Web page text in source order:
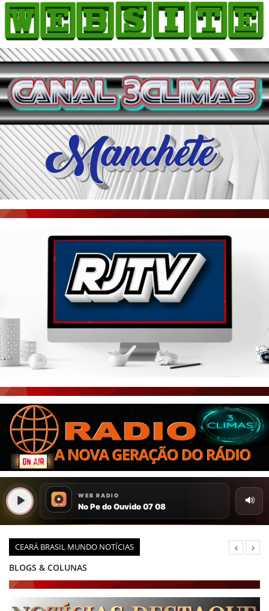
CEARÁ BRASIL MUNDO NOTÍCIAS
BLOGS & COLUNAS
PODCAST - PONTO DE VISTA
HOME
COMO ANUNCIAR
JORNAIS DO BRASIL
PODCAST/NOTÍCIAS
AS NOTÍCIAS DO DIA
ACONTECEU...VIROU MANCHETE!
BLOGS & COLUNAS
AGÊNCIA DE NOTÍCIAS
CNN BRASIL
PORTAL CEARÁ
ÚLTIMAS POSTAGENS
BOAS NOTÍCIAS...VIRAM MANCHETE!
CEARÁ BRASIL NOTÍCIAS
CEARÁ BRASIL MUNDO 1
BRASIL DE FATO
NOTÍCIAS GERAIS
CONECTE-SE
REGISTO